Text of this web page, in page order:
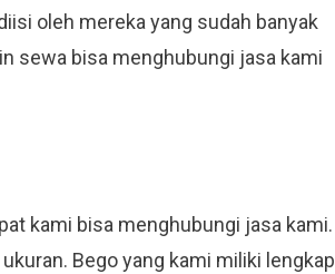
oleh mereka yang sudah banyak
sewa bisa menghubungi jasa kami
kami bisa menghubungi jasa kami.
Bego yang kami miliki lengkap